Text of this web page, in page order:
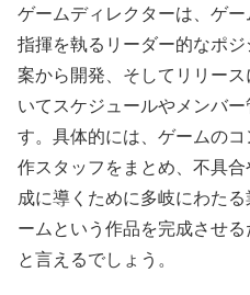
ゲームディレクターは、ゲ
指揮を執るリーダー的なポ
案から開発、そしてリリー
いてスケジュールやメンバ
す。具体的には、ゲームの
作スタッフをまとめ、不具
成に導くために多岐にわた
ームという作品を完成させ
と言えるでしょう。